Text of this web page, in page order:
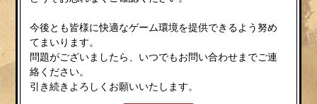
今後とも皆様に快適なゲーム環境を提供できるよう努め
てまいります。
問題がございましたら、いつでもお問い合わせまでご連
絡ください。
引き続きよろしくお願いいたします。